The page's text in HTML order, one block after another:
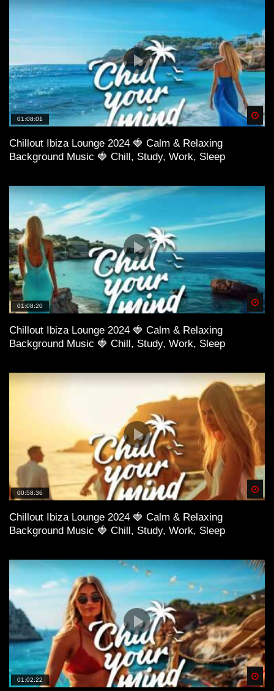
01:08:01
Chillout Ibiza Lounge 2024 🍓 Calm & Relaxing
Background Music 🍓 Chill, Study, Work, Sleep
01:08:20
Chillout Ibiza Lounge 2024 🍓 Calm & Relaxing
Background Music 🍓 Chill, Study, Work, Sleep
00:58:36
Chillout Ibiza Lounge 2024 🍓 Calm & Relaxing
Background Music 🍓 Chill, Study, Work, Sleep
01:02:22